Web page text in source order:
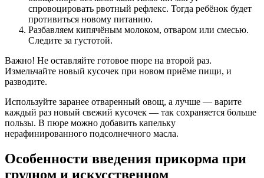
спровоцировать рвотный рефлекс. Тогда ребёнок будет
противиться новому питанию.
Разбавляем кипячёным молоком, отваром или смесью.
Следите за густотой.
Важно! Не оставляйте готовое пюре на второй раз.
Измельчайте новый кусочек при новом приёме пищи, и
разводите.
Используйте заранее отваренный овощ, а лучше — варите
каждый раз новый свежий кусочек — так сохраняется больше
пользы. В пюре можно добавить капельку
нерафинированного подсолнечного масла.
Особенности введения прикорма при
грудном и искусственном